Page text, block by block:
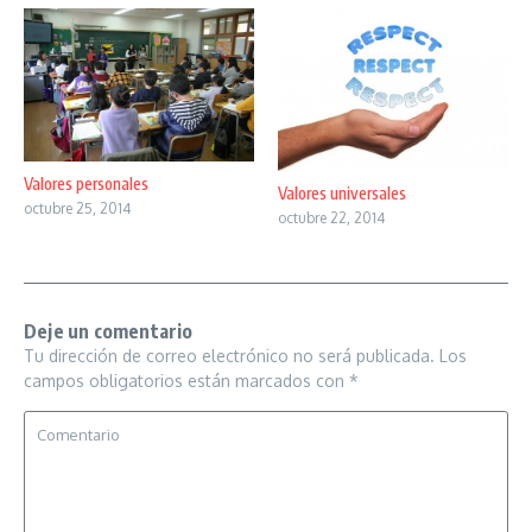
Valores personales
octubre 25, 2014
Valores universales
octubre 22, 2014
Deje un comentario
Tu dirección de correo electrónico no será publicada. Los
campos obligatorios están marcados con *